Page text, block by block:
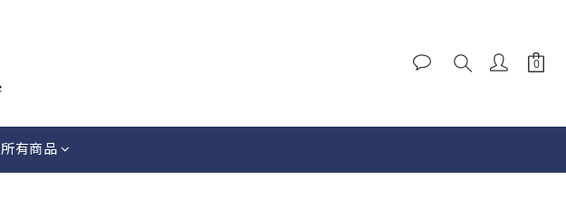
所有商品